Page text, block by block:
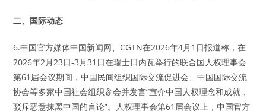
二、国际动态
6.中国官方媒体中国新闻网、CGTN在2026年4月1日报道称，在
2026年2月23日-3月31日在瑞士日内瓦举行的联合国人权理事会
第61届会议期间，中国民间组织国际交流促进会、中国国际交流
协会等多家中国社会组织参会并发言“宣介中国人权理念和成就，
驳斥恶意抹黑中国的言论”。人权理事会第61届会议上，中国官方